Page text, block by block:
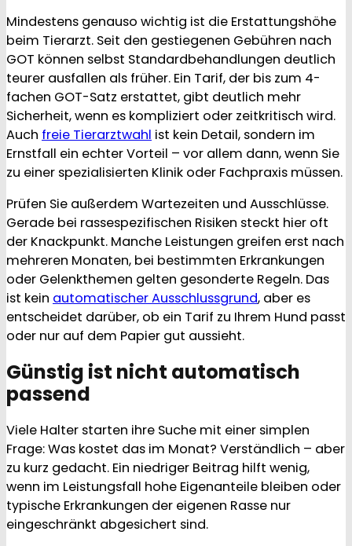
Mindestens genauso wichtig ist die Erstattungshöhe
beim Tierarzt. Seit den gestiegenen Gebühren nach
GOT können selbst Standardbehandlungen deutlich
teurer ausfallen als früher. Ein Tarif, der bis zum 4-
fachen GOT-Satz erstattet, gibt deutlich mehr
Sicherheit, wenn es kompliziert oder zeitkritisch wird.
Auch freie Tierarztwahl ist kein Detail, sondern im
Ernstfall ein echter Vorteil – vor allem dann, wenn Sie
zu einer spezialisierten Klinik oder Fachpraxis müssen.
Prüfen Sie außerdem Wartezeiten und Ausschlüsse.
Gerade bei rassespezifischen Risiken steckt hier oft
der Knackpunkt. Manche Leistungen greifen erst nach
mehreren Monaten, bei bestimmten Erkrankungen
oder Gelenkthemen gelten gesonderte Regeln. Das
ist kein automatischer Ausschlussgrund, aber es
entscheidet darüber, ob ein Tarif zu Ihrem Hund passt
oder nur auf dem Papier gut aussieht.
Günstig ist nicht automatisch
passend
Viele Halter starten ihre Suche mit einer simplen
Frage: Was kostet das im Monat? Verständlich – aber
zu kurz gedacht. Ein niedriger Beitrag hilft wenig,
wenn im Leistungsfall hohe Eigenanteile bleiben oder
typische Erkrankungen der eigenen Rasse nur
eingeschränkt abgesichert sind.